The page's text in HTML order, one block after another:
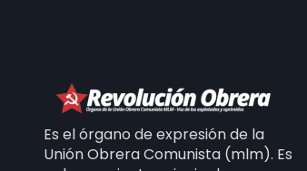
Es el órgano de expresión de la
Unión Obrera Comunista (mlm). Es